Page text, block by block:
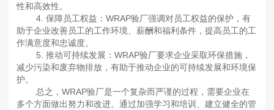
性和高效性。
4. 保障员工权益：WRAP验厂强调对员工权益的保护，有
助于企业改善员工的工作环境、薪酬和福利条件，提高员工的工
作满意度和忠诚度。
5. 推动可持续发展：WRAP验厂要求企业采取环保措施，
减少污染和废弃物排放，有助于推动企业的可持续发展和环境保
护。
总之，WRAP验厂是一个复杂而严谨的过程，需要企业在
多个方面做出努力和改进。通过加强学习和培训、建立健全的管